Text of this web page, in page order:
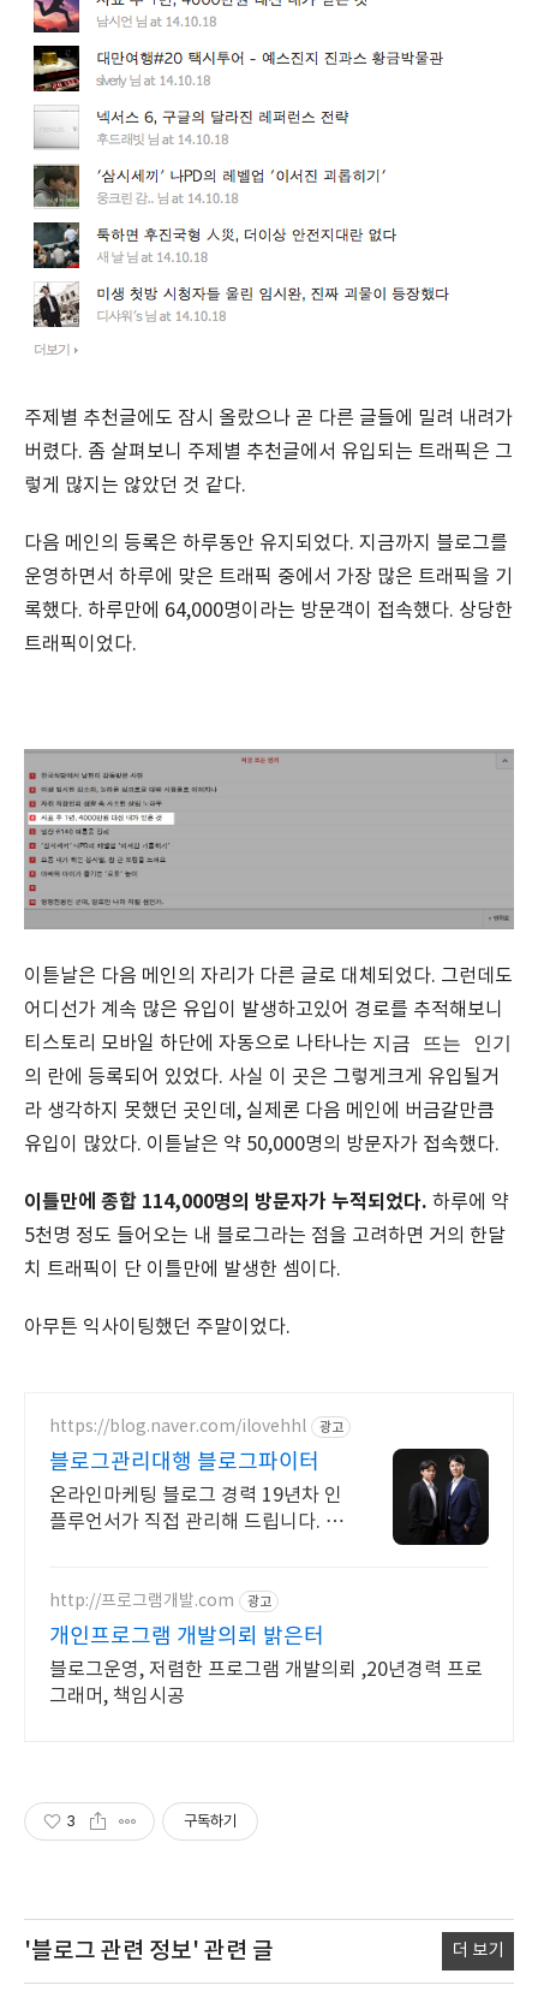
주제별 추천글에도 잠시 올랐으나 곧 다른 글들에 밀려 내려가
버렸다. 좀 살펴보니 주제별 추천글에서 유입되는 트래픽은 그
렇게 많지는 않았던 것 같다.
다음 메인의 등록은 하루동안 유지되었다. 지금까지 블로그를
운영하면서 하루에 맞은 트래픽 중에서 가장 많은 트래픽을 기
록했다. 하루만에 64,000명이라는 방문객이 접속했다. 상당한
트래픽이었다.
이튿날은 다음 메인의 자리가 다른 글로 대체되었다. 그런데도
어디선가 계속 많은 유입이 발생하고있어 경로를 추적해보니
티스토리 모바일 하단에 자동으로 나타나는 지금 뜨는 인기
의 란에 등록되어 있었다. 사실 이 곳은 그렇게크게 유입될거
라 생각하지 못했던 곳인데, 실제론 다음 메인에 버금갈만큼
유입이 많았다. 이튿날은 약 50,000명의 방문자가 접속했다.
이틀만에 종합 114,000명의 방문자가 누적되었다. 하루에 약
5천명 정도 들어오는 내 블로그라는 점을 고려하면 거의 한달
치 트래픽이 단 이틀만에 발생한 셈이다.
아무튼 익사이팅했던 주말이었다.
https://blog.naver.com/ilovehhl 광고
블로그관리대행 블로그파이터
온라인마케팅 블로그 경력 19년차 인
플루언서가 직접 관리해 드립니다. 오
http://프로그램개발.com 광고
개인프로그램 개발의뢰 밝은터
블로그운영, 저렴한 프로그램 개발의뢰 ,20년경력 프로
그래머, 책임시공
3 구독하기
'블로그 관련 정보' 관련 글 더 보기